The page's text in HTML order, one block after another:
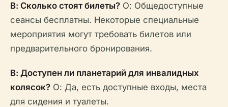
В: Сколько стоят билеты? О: Общедоступные
сеансы бесплатны. Некоторые специальные
мероприятия могут требовать билетов или
предварительного бронирования.
В: Доступен ли планетарий для инвалидных
колясок? О: Да, есть доступные входы, места
для сидения и туалеты.